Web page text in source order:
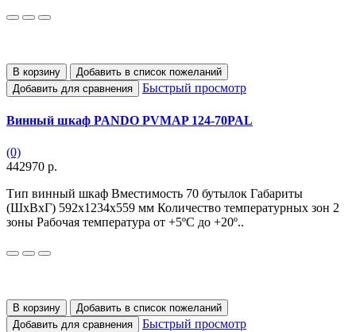
В корзину
Добавить в список пожеланий
Добавить для сравнения
Быстрый просмотр
Винный шкаф PANDO PVMAP 124-70PAL
(0)
442970 р.
Тип винный шкаф Вместимость 70 бутылок Габариты
(ШхВхГ) 592x1234x559 мм Количество температурных зон 2
зоны Рабочая температура от +5ºC до +20º..
В корзину
Добавить в список пожеланий
Добавить для сравнения
Быстрый просмотр